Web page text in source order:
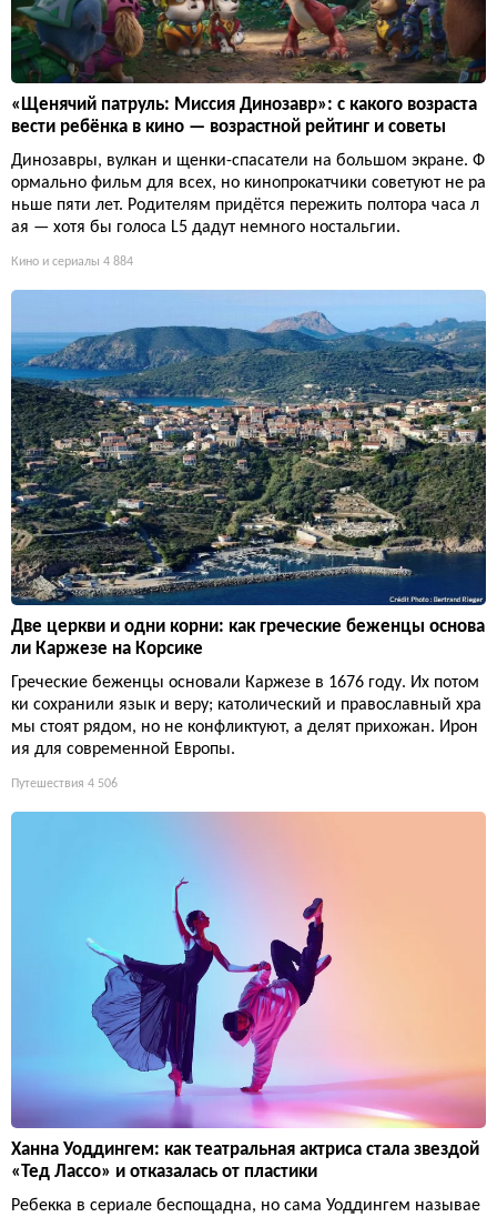
«Щенячий патруль: Миссия Динозавр»: с какого возраста
вести ребёнка в кино — возрастной рейтинг и советы
Динозавры, вулкан и щенки-спасатели на большом экране. Ф
ормально фильм для всех, но кинопрокатчики советуют не ра
ньше пяти лет. Родителям придётся пережить полтора часа л
ая — хотя бы голоса L5 дадут немного ностальгии.
Кино и сериалы 4 884
Две церкви и одни корни: как греческие беженцы основа
ли Каржезе на Корсике
Греческие беженцы основали Каржезе в 1676 году. Их потом
ки сохранили язык и веру; католический и православный хра
мы стоят рядом, но не конфликтуют, а делят прихожан. Ирон
ия для современной Европы.
Путешествия 4 506
Ханна Уоддингем: как театральная актриса стала звездой
«Тед Лассо» и отказалась от пластики
Ребекка в сериале беспощадна, но сама Уоддингем называе